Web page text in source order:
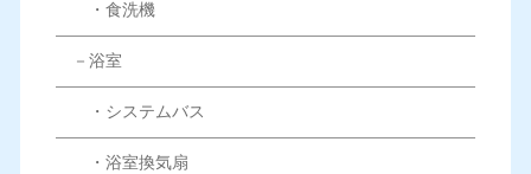
・食洗機
－浴室
・システムバス
・浴室換気扇